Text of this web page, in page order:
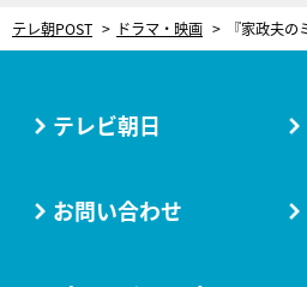
テレ朝POST ドラマ・映画
テレビ朝日
お問い合わせ